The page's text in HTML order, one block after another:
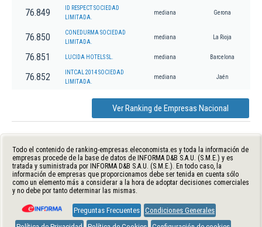
76.849
ID RESPECT SOCIEDAD
LIMITADA.
mediana Gerona
76.850
CONEDURMA SOCIEDAD
LIMITADA.
mediana La Rioja
76.851 LUCIDA HOTELS SL. mediana Barcelona
76.852
INTCAL 2014 SOCIEDAD
LIMITADA.
mediana Jaén
Ver Ranking de Empresas Nacional
Todo el contenido de ranking-empresas.eleconomista.es y toda la información de
empresas procede de la base de datos de INFORMA D&B S.A.U. (S.M.E.) y es
tratada y suministrada por INFORMA D&B S.A.U. (S.M.E.). En todo caso, la
información de empresas que proporcionamos debe ser tenida en cuenta sólo
como un elemento más a considerar a la hora de adoptar decisiones comerciales
y no debe por tanto determinar las mismas.
Preguntas Frecuentes Condiciones Generales